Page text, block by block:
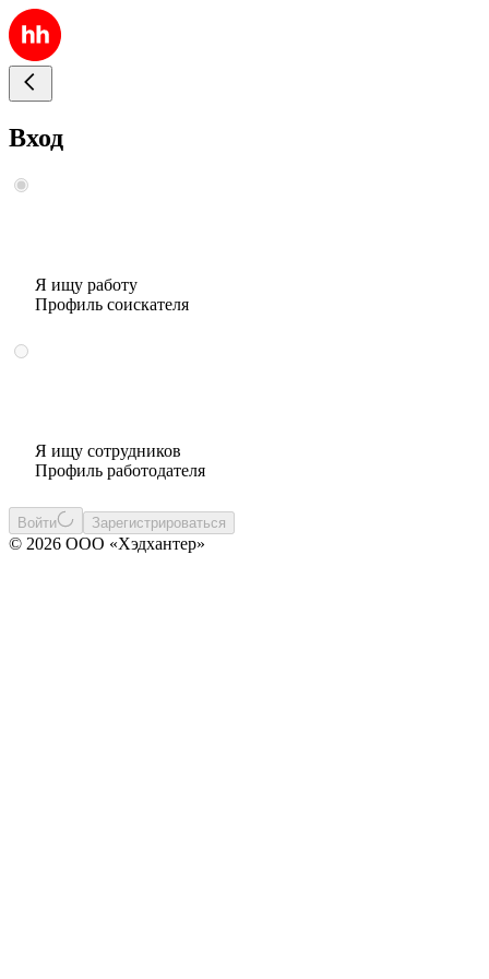
Вход
Я ищу работу
Профиль соискателя
Я ищу сотрудников
Профиль работодателя
Войти Зарегистрироваться
© 2026 ООО «Хэдхантер»